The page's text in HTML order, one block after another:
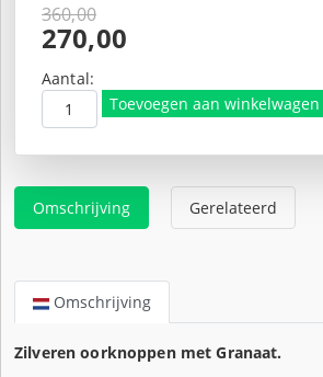
360,00
Oorspronkelijke
prijs
was:
€360,00.
270,00
Huidige
prijs
is:
€270,00.
Aantal:
Toevoegen aan winkelwagen
Omschrijving Gerelateerd
Omschrijving
Zilveren oorknoppen met Granaat.